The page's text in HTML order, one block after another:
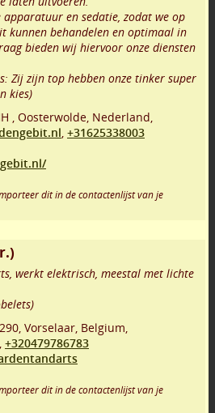
apparatuur en sedatie, zodat we op
kunnen behandelen en optimaal in
bieden wij hiervoor onze diensten
Zij zijn top hebben onze tinker super
kies)
Oosterwolde Nederland,
+31625338003
dit in de contactenlijst van je
werkt elektrisch, meestal met lichte
Vorselaar Belgium,
+320479786783
dit in de contactenlijst van je